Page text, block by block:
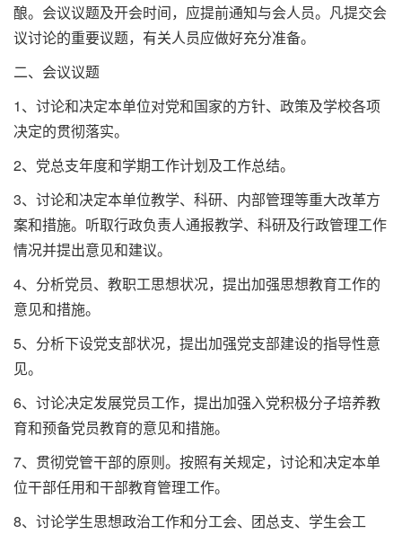
酿。会议议题及开会时间，应提前通知与会人员。凡提交会
议讨论的重要议题，有关人员应做好充分准备。
二、会议议题
1、讨论和决定本单位对党和国家的方针、政策及学校各项
决定的贯彻落实。
2、党总支年度和学期工作计划及工作总结。
3、讨论和决定本单位教学、科研、内部管理等重大改革方
案和措施。听取行政负责人通报教学、科研及行政管理工作
情况并提出意见和建议。
4、分析党员、教职工思想状况，提出加强思想教育工作的
意见和措施。
5、分析下设党支部状况，提出加强党支部建设的指导性意
见。
6、讨论决定发展党员工作，提出加强入党积极分子培养教
育和预备党员教育的意见和措施。
7、贯彻党管干部的原则。按照有关规定，讨论和决定本单
位干部任用和干部教育管理工作。
8、讨论学生思想政治工作和分工会、团总支、学生会工